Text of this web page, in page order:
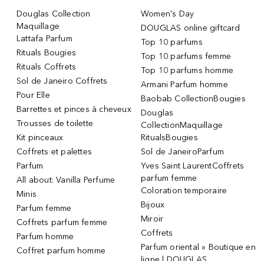
Douglas Collection
Maquillage
Lattafa Parfum
Rituals Bougies
Rituals Coffrets
Sol de Janeiro Coffrets
Pour Elle
Barrettes et pinces à cheveux
Trousses de toilette
Kit pinceaux
Coffrets et palettes
Parfum
All about: Vanilla Perfume
Minis
Parfum femme
Coffrets parfum femme
Parfum homme
Coffret parfum homme
Women's Day
DOUGLAS online giftcard
Top 10 parfums
Top 10 parfums femme
Top 10 parfums homme
Armani Parfum homme
Baobab CollectionBougies
Douglas
CollectionMaquillage
RitualsBougies
Sol de JaneiroParfum
Yves Saint LaurentCoffrets
parfum femme
Coloration temporaire
Bijoux
Miroir
Coffrets
Parfum oriental » Boutique en